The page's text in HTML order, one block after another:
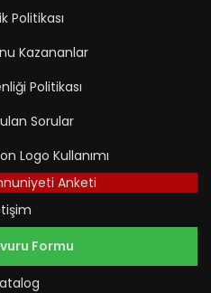
Politikası
Kazananlar
Politikası
Sorular
Logo Kullanımı
Anketi
Formu